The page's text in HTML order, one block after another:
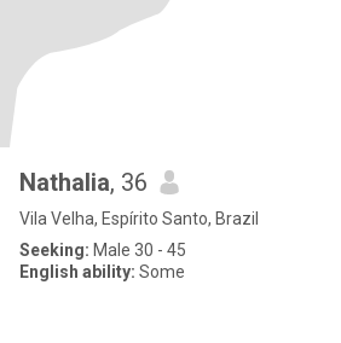
Nathalia, 36
Vila Velha, Espírito Santo, Brazil
Seeking: Male 30 - 45
English ability: Some